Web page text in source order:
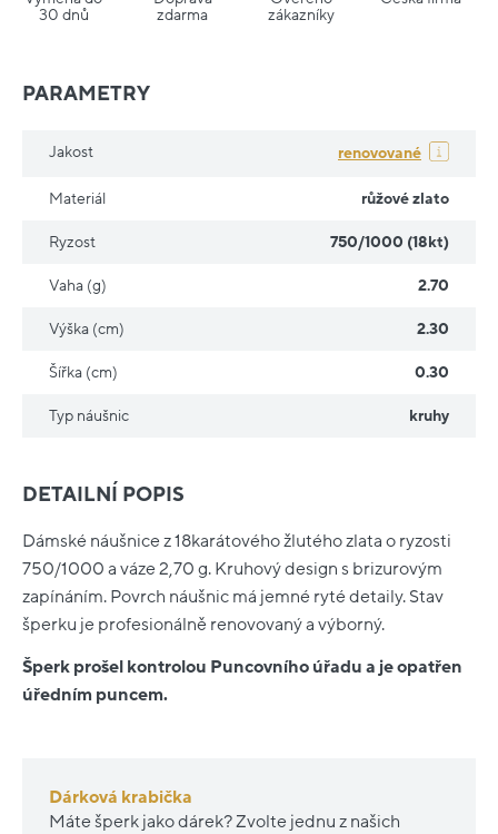
30 dnů
zdarma
zákazníky
DETAILNÍ POPIS
Dámské náušnice z 18karátového žlutého zlata o ryzosti
750/1000 a váze 2,70 g. Kruhový design s brizurovým
zapínáním. Povrch náušnic má jemné ryté detaily. Stav
šperku je profesionálně renovovaný a výborný.
Šperk prošel kontrolou Puncovního úřadu a je opatřen
úředním puncem.
Dárková krabička
Máte šperk jako dárek? Zvolte jednu z našich
PARAMETRY
Jakost renovované
Materiál růžové zlato
Ryzost 750/1000 (18kt)
Vaha (g) 2.70
Výška (cm) 2.30
Šířka (cm) 0.30
Typ náušnic kruhy